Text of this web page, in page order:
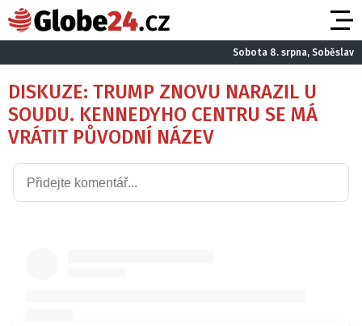
Sobota 8. srpna, Soběslav
DISKUZE: TRUMP ZNOVU NARAZIL U
SOUDU. KENNEDYHO CENTRU SE MÁ
VRÁTIT PŮVODNÍ NÁZEV